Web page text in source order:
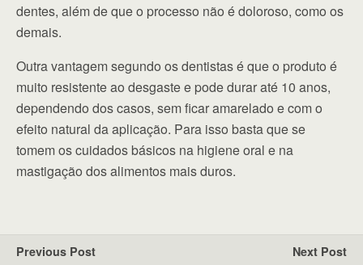
dentes, além de que o processo não é doloroso, como os
demais.
Outra vantagem segundo os dentistas é que o produto é
muito resistente ao desgaste e pode durar até 10 anos,
dependendo dos casos, sem ficar amarelado e com o
efeito natural da aplicação. Para isso basta que se
tomem os cuidados básicos na higiene oral e na
mastigação dos alimentos mais duros.
Previous Post Next Post